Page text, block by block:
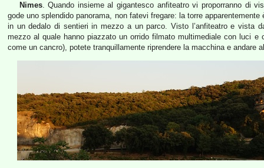
Nimes. Quando insieme al gigantesco anfiteatro vi proporranno di
gode uno splendido panorama, non fatevi fregare: la torre
in un dedalo di sentieri in mezzo a un parco. Visto l’anfiteatro e vista
mezzo al quale hanno piazzato un orrido filmato multimediale con luci
come un cancro), potete tranquillamente riprendere la macchina e andare